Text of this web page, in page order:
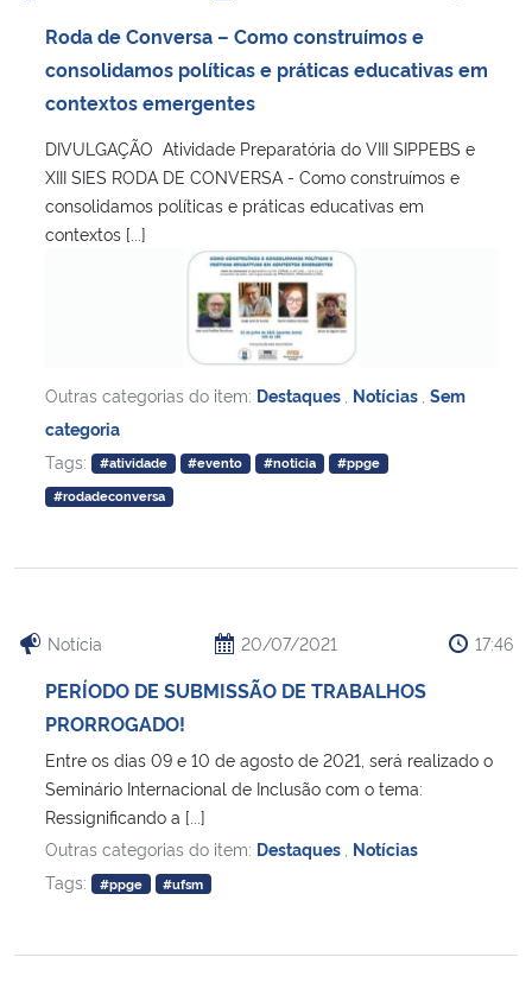
Roda de Conversa – Como construímos e
consolidamos políticas e práticas educativas em
contextos emergentes
DIVULGAÇÃO Atividade Preparatória do VIII SIPPEBS e
XIII SIES RODA DE CONVERSA - Como construímos e
consolidamos políticas e práticas educativas em
contextos [...]
Outras categorias do item: Destaques Notícias Sem
categoria
Tags:
#atividade #evento #noticia
#ppge
#rodadeconversa
Notícia 20/07/2021 17:46
PERÍODO DE SUBMISSÃO DE TRABALHOS
PRORROGADO!
Entre os dias 09 e 10 de agosto de 2021, será realizado o
Seminário Internacional de Inclusão com o tema:
Ressignificando a [...]
Outras categorias do item: Destaques Notícias
Tags:
#ppge #ufsm